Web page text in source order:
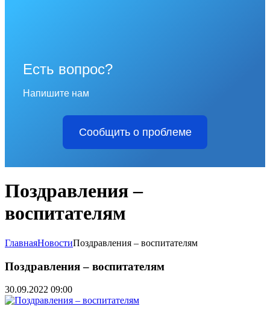
Есть вопрос?
Напишите нам
Сообщить о проблеме
Поздравления –
воспитателям
ГлавнаяНовостиПоздравления – воспитателям
Поздравления – воспитателям
30.09.2022 09:00